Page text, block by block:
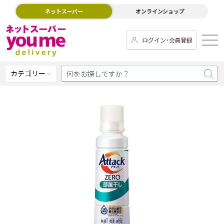
ネットスーパー オンラインショップ
ログイン･会員登録
カテゴリー